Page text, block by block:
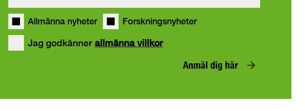
Allmänna nyheter Forskningsnyheter
Jag godkänner allmänna villkor
Anmäl dig här